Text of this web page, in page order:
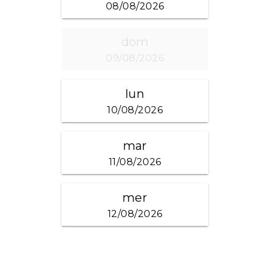
08/08/2026
dom
09/08/2026
lun
10/08/2026
mar
11/08/2026
mer
12/08/2026